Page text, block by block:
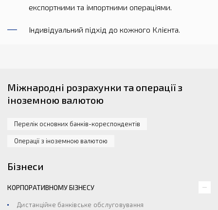
експортними та імпортними операціями.
Індивідуальний підхід до кожного Клієнта.
Міжнародні розрахунки та операції з
іноземною валютою
Перелік основних банків-кореспондентів
Операції з іноземною валютою
Бізнеси
КОРПОРАТИВНОМУ БІЗНЕСУ
Дистанційне банківське обслуговування